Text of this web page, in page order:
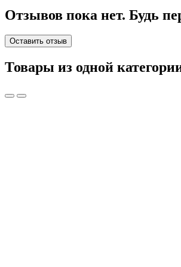
Отзывов пока нет. Будь
Оставить отзыв
Товары из одной